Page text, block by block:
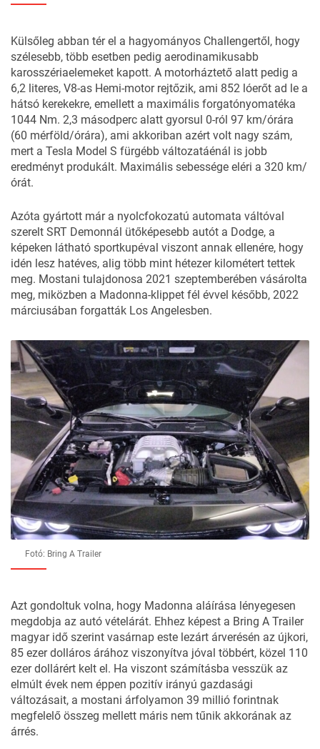
Külsőleg abban tér el a hagyományos Challengertől, hogy
szélesebb, több esetben pedig aerodinamikusabb
karosszériaelemeket kapott. A motorháztető alatt pedig a
6,2 literes, V8-as Hemi-motor rejtőzik, ami 852 lóerőt ad le a
hátsó kerekekre, emellett a maximális forgatónyomatéka
1044 Nm. 2,3 másodperc alatt gyorsul 0-ról 97 km/órára
(60 mérföld/órára), ami akkoriban azért volt nagy szám,
mert a Tesla Model S fürgébb változatáénál is jobb
eredményt produkált. Maximális sebessége eléri a 320 km/
órát.
Azóta gyártott már a nyolcfokozatú automata váltóval
szerelt SRT Demonnál ütőképesebb autót a Dodge, a
képeken látható sportkupéval viszont annak ellenére, hogy
idén lesz hatéves, alig több mint hétezer kilométert tettek
meg. Mostani tulajdonosa 2021 szeptemberében vásárolta
meg, miközben a Madonna-klippet fél évvel később, 2022
márciusában forgatták Los Angelesben.
Fotó: Bring A Trailer
Azt gondoltuk volna, hogy Madonna aláírása lényegesen
megdobja az autó vételárát. Ehhez képest a Bring A Trailer
magyar idő szerint vasárnap este lezárt árverésén az újkori,
85 ezer dolláros árához viszonyítva jóval többért, közel 110
ezer dollárért kelt el. Ha viszont számításba vesszük az
elmúlt évek nem éppen pozitív irányú gazdasági
változásait, a mostani árfolyamon 39 millió forintnak
megfelelő összeg mellett máris nem tűnik akkorának az
árrés.